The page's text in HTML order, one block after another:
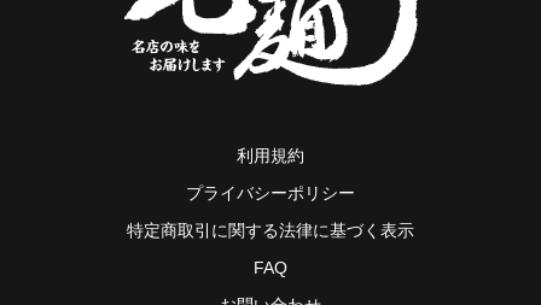
利用規約
プライバシーポリシー
特定商取引に関する法律に基づく表示
FAQ